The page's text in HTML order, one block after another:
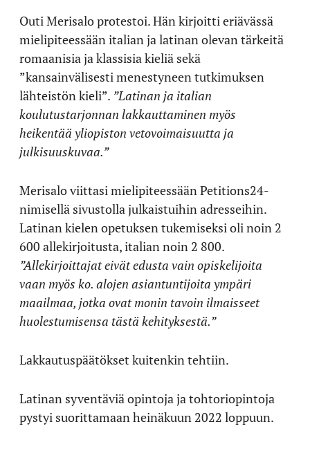
Outi Merisalo protestoi. Hän kirjoitti eriävässä
mielipiteessään italian ja latinan olevan tärkeitä
romaanisia ja klassisia kieliä sekä
”kansainvälisesti menestyneen tutkimuksen
lähteistön kieli”. ”Latinan ja italian
koulutustarjonnan lakkauttaminen myös
heikentää yliopiston vetovoimaisuutta ja
julkisuuskuvaa.”
Merisalo viittasi mielipiteessään Petitions24-
nimisellä sivustolla julkaistuihin adresseihin.
Latinan kielen opetuksen tukemiseksi oli noin 2
600 allekirjoitusta, italian noin 2 800.
”Allekirjoittajat eivät edusta vain opiskelijoita
vaan myös ko. alojen asiantuntijoita ympäri
maailmaa, jotka ovat monin tavoin ilmaisseet
huolestumisensa tästä kehityksestä.”
Lakkautuspäätökset kuitenkin tehtiin.
Latinan syventäviä opintoja ja tohtoriopintoja
pystyi suorittamaan heinäkuun 2022 loppuun.